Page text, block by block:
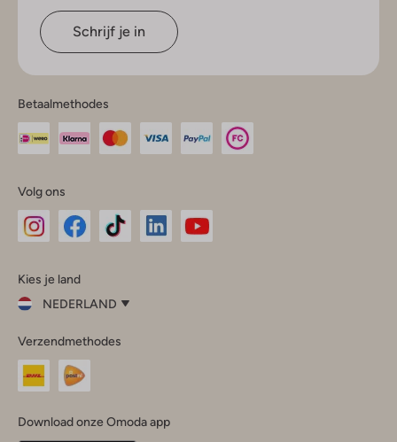
Schrijf je in
Betaalmethodes
Volg ons
InstagramFacebook
Kies je land
NEDERLAND
je
land
Nederland
Belgique(Français)
Verzendmethodes
Download onze Omoda app